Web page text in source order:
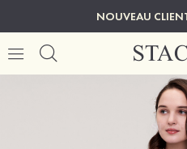
NOUVEAU